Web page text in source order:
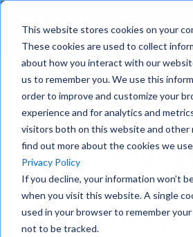
This website stores cookies on your
These cookies are used to collect
about how you interact with our
us to remember you. We use this
order to improve and customize your
experience and for analytics and
visitors both on this website and other
find out more about the cookies we
Privacy Policy
If you decline, your information won’t
when you visit this website. A single
used in your browser to remember
not to be tracked.
S
Le coût des
comment
les risques)